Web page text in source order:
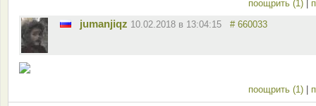
поощрить (1) |
jumanjiqz 10.02.2018 в 13:04:15 # 660033
поощрить (1) |